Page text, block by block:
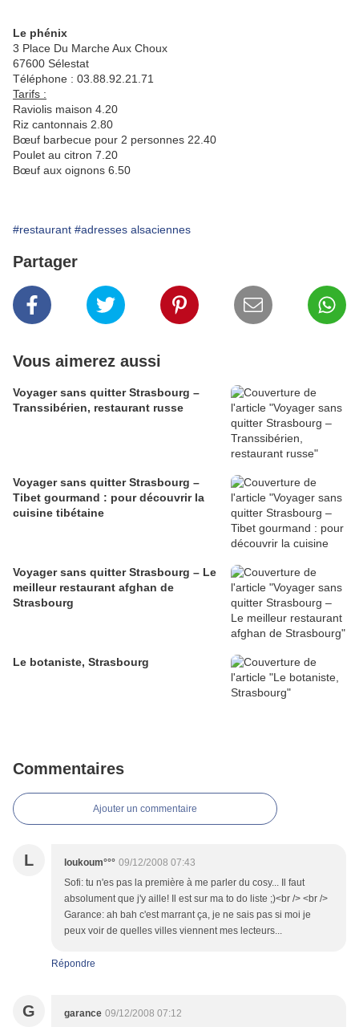
Le phénix
3 Place Du Marche Aux Choux
67600 Sélestat
Téléphone : 03.88.92.21.71
Tarifs :
Raviolis maison 4.20
Riz cantonnais 2.80
Bœuf barbecue pour 2 personnes 22.40
Poulet au citron 7.20
Bœuf aux oignons 6.50
#restaurant #adresses alsaciennes
Partager
Vous aimerez aussi
Voyager sans quitter Strasbourg –
Transsibérien, restaurant russe
Voyager sans quitter Strasbourg –
Tibet gourmand : pour découvrir la
cuisine tibétaine
Voyager sans quitter Strasbourg – Le
meilleur restaurant afghan de
Strasbourg
Le botaniste, Strasbourg
Commentaires
Ajouter un commentaire
L loukoum°°° 09/12/2008 07:43
Sofi: tu n'es pas la première à me parler du cosy... Il faut
absolument que j'y aille! Il est sur ma to do liste ;)<br /> <br />
Garance: ah bah c'est marrant ça, je ne sais pas si moi je
peux voir de quelles villes viennent mes lecteurs...
Répondre
G garance 09/12/2008 07:12